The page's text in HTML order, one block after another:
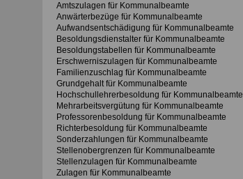
Amtszulagen für Kommunalbeamte
Anwärterbezüge für Kommunalbeamte
Aufwandsentschädigung für Kommunalbeamte
Besoldungsdienstalter für Kommunalbeamte
Besoldungstabellen für Kommunalbeamte
Erschwerniszulagen für Kommunalbeamte
Familienzuschlag für Kommunalbeamte
Grundgehalt für Kommunalbeamte
Hochschullehrerbesoldung für Kommunalbeamte
Mehrarbeitsvergütung für Kommunalbeamte
Professorenbesoldung für Kommunalbeamte
Richterbesoldung für Kommunalbeamte
Sonderzahlungen für Kommunalbeamte
Stellenobergrenzen für Kommunalbeamte
Stellenzulagen für Kommunalbeamte
Zulagen für Kommunalbeamte